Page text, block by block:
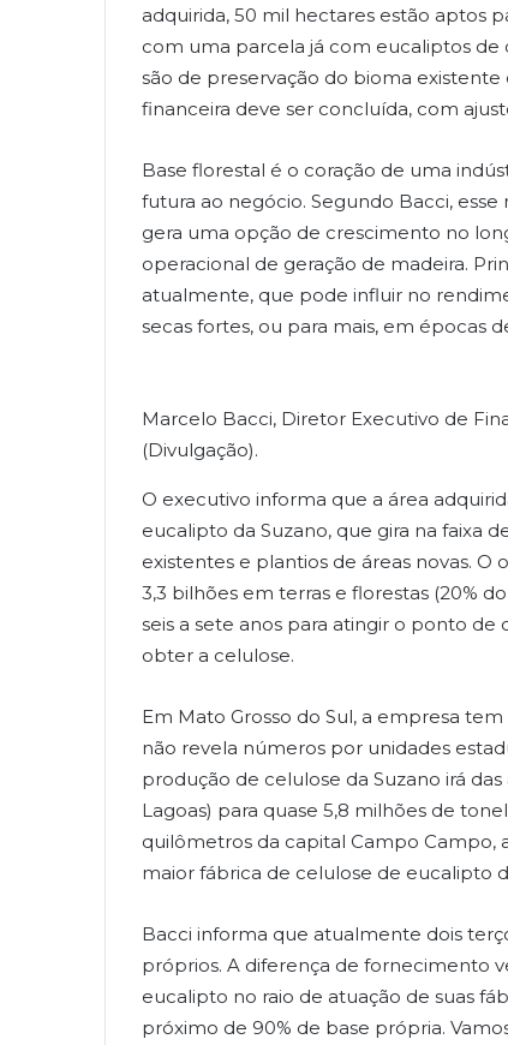
adquirida, 50 mil hectares estão aptos
com uma parcela já com eucaliptos de
são de preservação do bioma
financeira deve ser concluída, com
Base florestal é o coração de uma
futura ao negócio. Segundo Bacci,
gera uma opção de crescimento no
operacional de geração de madeira.
atualmente, que pode influir no
secas fortes, ou para mais, em épocas
Marcelo Bacci, Diretor Executivo de
(Divulgação).
O executivo informa que a área
eucalipto da Suzano, que gira na faixa
existentes e plantios de áreas novas. O
3,3 bilhões em terras e florestas (20%
seis a sete anos para atingir o ponto
obter a celulose.
Em Mato Grosso do Sul, a empresa
não revela números por unidades
produção de celulose da Suzano irá
Lagoas) para quase 5,8 milhões de
quilômetros da capital Campo Campo,
maior fábrica de celulose de eucalipto
Bacci informa que atualmente dois
próprios. A diferença de fornecimento
eucalipto no raio de atuação de suas
próximo de 90% de base própria.